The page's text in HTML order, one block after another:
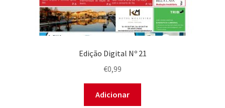
Edição Digital Nº 21
€0,99
Adicionar